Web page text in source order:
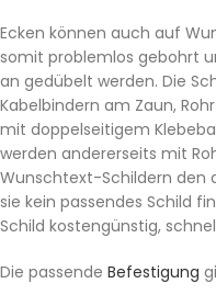
Ecken können auch auf
somit problemlos gebohrt
an gedübelt werden. Die
Kabelbindern am Zaun,
mit doppelseitigem
werden andererseits mit
Wunschtext-Schildern den
sie kein passendes Schild
Schild kostengünstig,
Die passende Befestigung